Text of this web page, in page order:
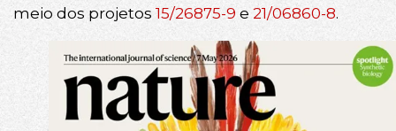
meio dos projetos 15/26875-9 e 21/06860-8.